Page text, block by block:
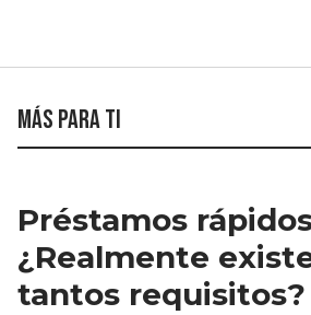
Más para ti
Préstamos
¿Realmente
tantos requisitos?